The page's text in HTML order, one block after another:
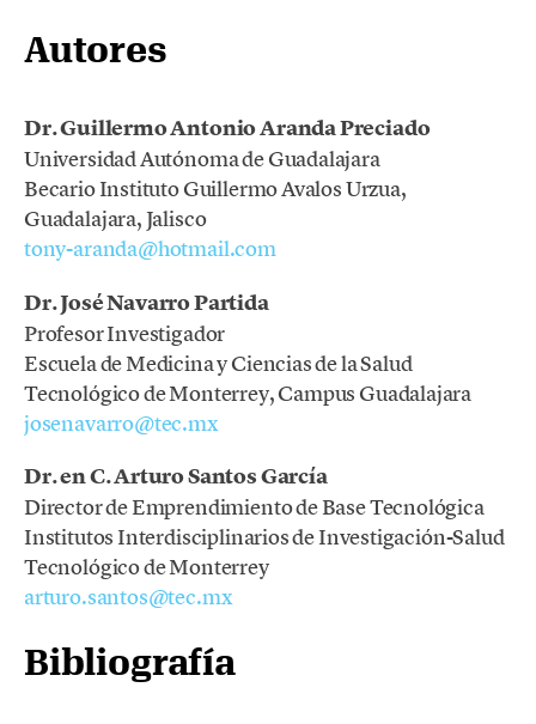
Autores
Dr. Guillermo Antonio Aranda Preciado
Universidad Autónoma de Guadalajara
Becario Instituto Guillermo Avalos Urzua,
Guadalajara, Jalisco
tony-aranda@hotmail.com
Dr. José Navarro Partida
Profesor Investigador
Escuela de Medicina y Ciencias de la Salud
Tecnológico de Monterrey, Campus Guadalajara
josenavarro@tec.mx
Dr. en C. Arturo Santos García
Director de Emprendimiento de Base Tecnológica
Institutos Interdisciplinarios de Investigación-Salud
Tecnológico de Monterrey
arturo.santos@tec.mx
Bibliografía